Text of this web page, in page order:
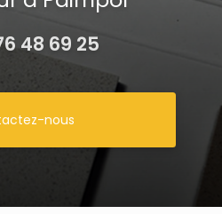
48 69 25
nous